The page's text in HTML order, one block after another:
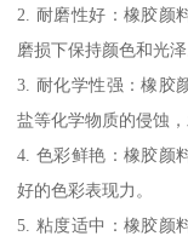
2. 耐磨性好：橡胶颜
磨损下保持颜色和光泽
3. 耐化学性强：橡胶
盐等化学物质的侵蚀，
4. 色彩鲜艳：橡胶颜
好的色彩表现力。
5. 粘度适中：橡胶颜